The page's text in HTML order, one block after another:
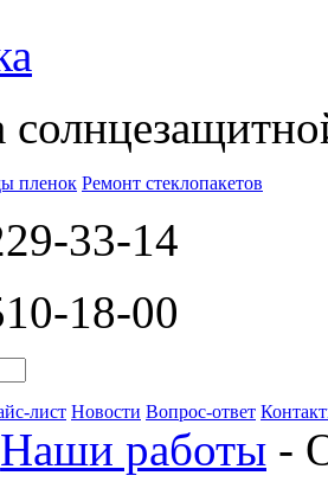
пленок Ремонт стеклопакетов
33-14
18-00
лист Новости Вопрос-ответ
Наши работы -